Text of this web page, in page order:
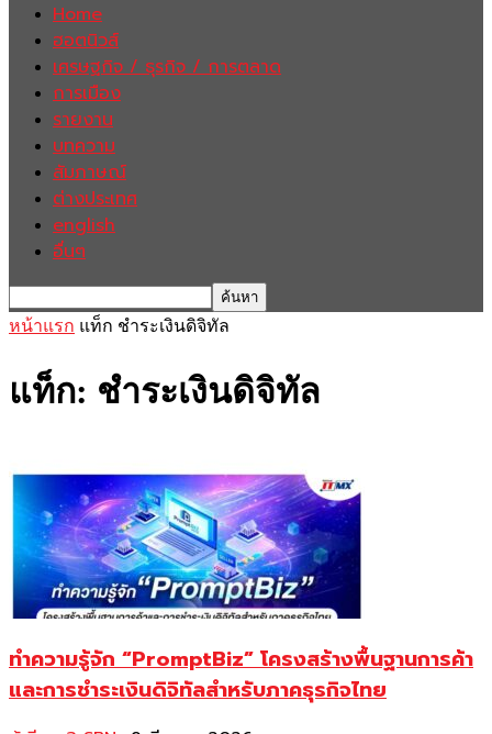
Home
ฮอตนิวส์
เศรษฐกิจ / ธุรกิจ / การตลาด
การเมือง
รายงาน
บทความ
สัมภาษณ์
ต่างประเทศ
english
อื่นๆ
หน้าแรก แท็ก ชำระเงินดิจิทัล
แท็ก: ชำระเงินดิจิทัล
ทำความรู้จัก “PromptBiz” โครงสร้างพื้นฐานการค้า
และการชำระเงินดิจิทัลสำหรับภาคธุรกิจไทย